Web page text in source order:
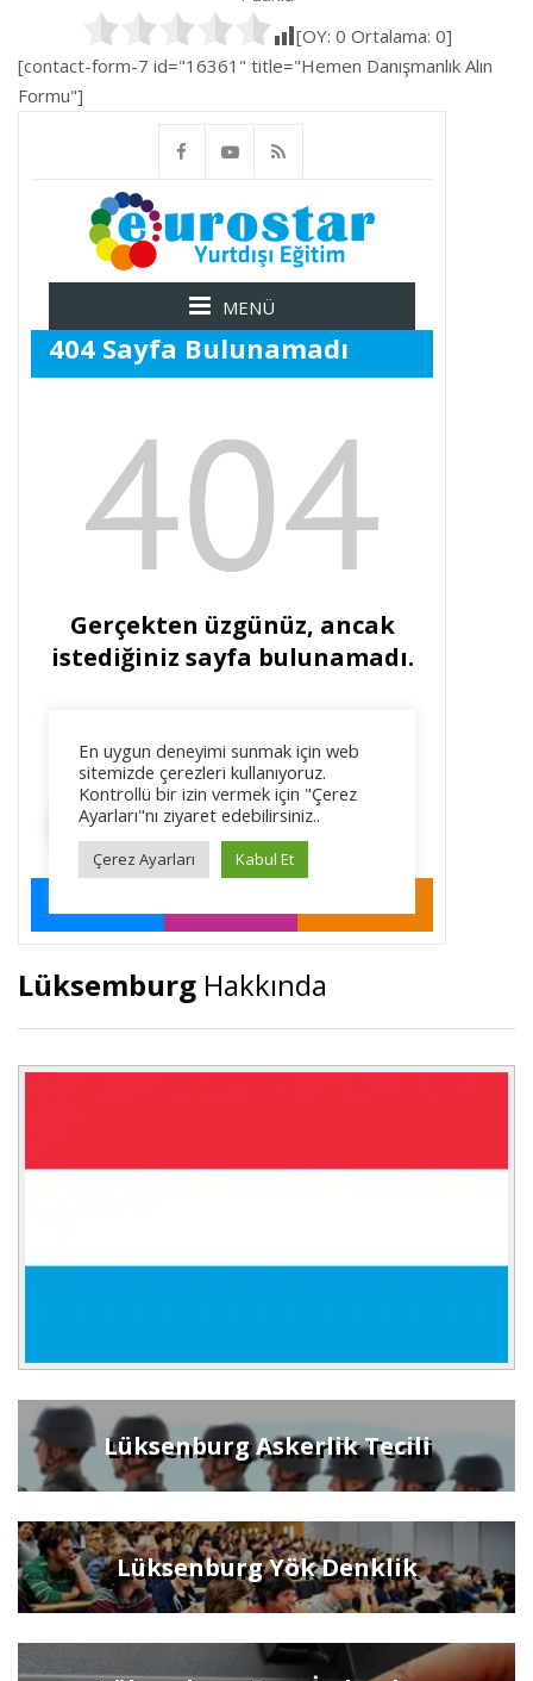
[OY: 0 Ortalama: 0]
[contact-form-7 id="16361" title="Hemen Danışmanlık Alın
Formu"]
Lüksemburg Hakkında
Lüksenburg Askerlik Tecili
Lüksenburg Yök Denklik